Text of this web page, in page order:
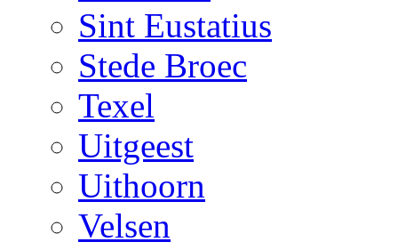
Sint Eustatius
Stede Broec
Texel
Uitgeest
Uithoorn
Velsen